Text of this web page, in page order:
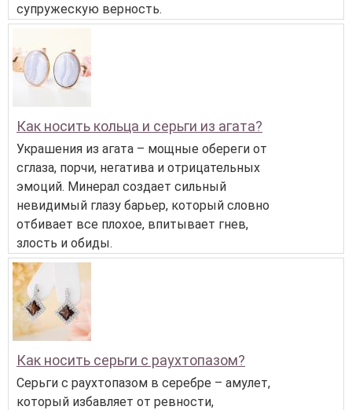
супружескую верность.
Как носить кольца и серьги из агата?
Украшения из агата – мощные обереги от
сглаза, порчи, негатива и отрицательных
эмоций. Минерал создает сильный
невидимый глазу барьер, который словно
отбивает все плохое, впитывает гнев,
злость и обиды.
Как носить серьги с раухтопазом?
Серьги с раухтопазом в серебре – амулет,
который избавляет от ревности,